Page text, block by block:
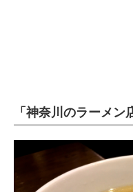
電子設計の基本と応用
エネルギーの専門メディ
建設×テクノロジーの最前
「神奈川のラーメ